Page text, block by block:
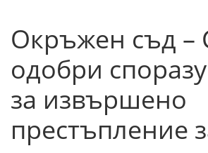
Окръжен съд –
одобри
за извършено
престъпление